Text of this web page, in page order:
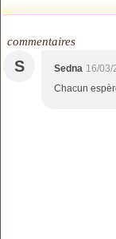
commentaires
S Sedna 16/03/
Chacun